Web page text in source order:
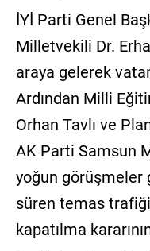
İYİ Parti Genel
Milletvekili Dr.
araya gelerek
Ardından Milli
Orhan Tavlı ve
AK Parti Samsun
yoğun görüşmeler
süren temas
kapatılma